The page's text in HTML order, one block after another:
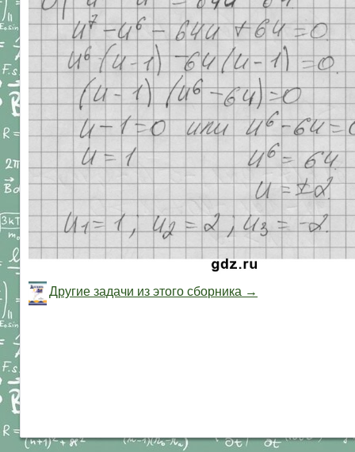
Другие задачи из этого сборника →